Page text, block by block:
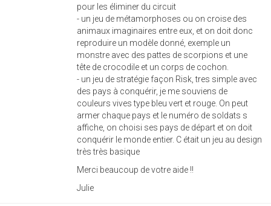
pour les éliminer du circuit
- un jeu de métamorphoses ou on croise des
animaux imaginaires entre eux, et on doit donc
reproduire un modèle donné, exemple un
monstre avec des pattes de scorpions et une
tête de crocodile et un corps de cochon.
- un jeu de stratégie façon Risk, tres simple avec
des pays à conquérir, je me souviens de
couleurs vives type bleu vert et rouge. On peut
armer chaque pays et le numéro de soldats s
affiche, on choisi ses pays de départ et on doit
conquérir le monde entier. C était un jeu au design
très très basique
Merci beaucoup de votre aide !!
Julie